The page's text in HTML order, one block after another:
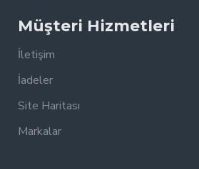
Müşteri Hizmetleri
İletişim
İadeler
Site Haritası
Markalar